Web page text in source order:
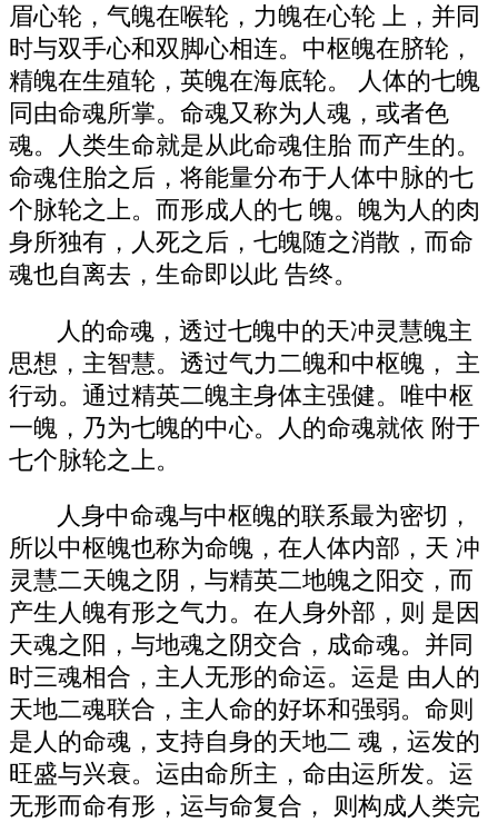
眉心轮，气魄在喉轮，力魄在心轮 上，并同
时与双手心和双脚心相连。中枢魄在脐轮，
精魄在生殖轮，英魄在海底轮。 人体的七魄
同由命魂所掌。命魂又称为人魂，或者色
魂。人类生命就是从此命魂住胎 而产生的。
命魂住胎之后，将能量分布于人体中脉的七
个脉轮之上。而形成人的七 魄。魄为人的肉
身所独有，人死之后，七魄随之消散，而命
魂也自离去，生命即以此 告终。
人的命魂，透过七魄中的天冲灵慧魄主
思想，主智慧。透过气力二魄和中枢魄， 主
行动。通过精英二魄主身体主强健。唯中枢
一魄，乃为七魄的中心。人的命魂就依 附于
七个脉轮之上。
人身中命魂与中枢魄的联系最为密切，
所以中枢魄也称为命魄，在人体内部，天 冲
灵慧二天魄之阴，与精英二地魄之阳交，而
产生人魄有形之气力。在人身外部，则 是因
天魂之阳，与地魂之阴交合，成命魂。并同
时三魂相合，主人无形的命运。运是 由人的
天地二魂联合，主人命的好坏和强弱。命则
是人的命魂，支持自身的天地二 魂，运发的
旺盛与兴衰。运由命所主，命由运所发。运
无形而命有形，运与命复合， 则构成人类完